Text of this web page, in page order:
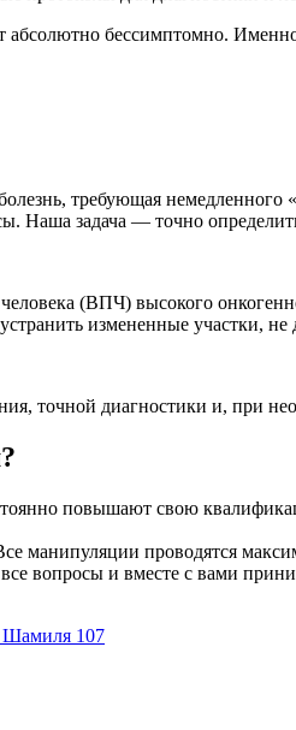
бессимптомно.
требующая немедленного
Наша задача — точно
(ВПЧ) высокого
измененные участки, не
точной диагностики и, при
повышают свою
манипуляции проводятся
вопросы и вместе с вами
Шамиля 107